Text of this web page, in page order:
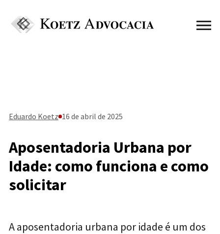
Eduardo Koetz 16 de abril de 2025
Aposentadoria Urbana por
Idade: como funciona e como
solicitar
A aposentadoria urbana por idade é um dos